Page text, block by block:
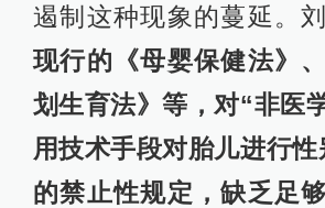
遏制这种现象的蔓延。
现行的《母婴保健法》
划生育法》等，对“非医
用技术手段对胎儿进行
的禁止性规定，缺乏足